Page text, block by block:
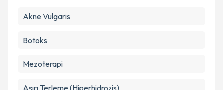
Akne Vulgaris
Botoks
Mezoterapi
Aşırı Terleme (Hiperhidrozis)